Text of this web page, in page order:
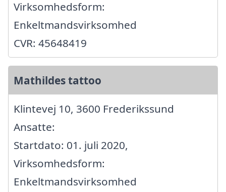
Virksomhedsform:
Enkeltmandsvirksomhed
CVR: 45648419
Mathildes tattoo
Klintevej 10, 3600 Frederikssund
Ansatte:
Startdato: 01. juli 2020,
Virksomhedsform:
Enkeltmandsvirksomhed